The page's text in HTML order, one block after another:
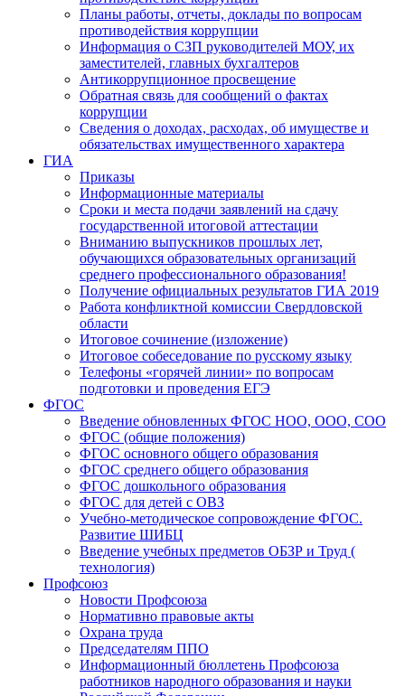
Планы работы, отчеты, доклады по вопросам
противодействия коррупции
Информация о СЗП руководителей МОУ, их
заместителей, главных бухгалтеров
Антикоррупционное просвещение
Обратная связь для сообщений о фактах
коррупции
Сведения о доходах, расходах, об имуществе и
обязательствах имущественного характера
ГИА
Приказы
Информационные материалы
Сроки и места подачи заявлений на сдачу
государственной итоговой аттестации
Вниманию выпускников прошлых лет,
обучающихся образовательных организаций
среднего профессионального образования!
Получение официальных результатов ГИА 2019
Работа конфликтной комиссии Свердловской
области
Итоговое сочинение (изложение)
Итоговое собеседование по русскому языку
Телефоны «горячей линии» по вопросам
подготовки и проведения ЕГЭ
ФГОС
Введение обновленных ФГОС НОО, ООО, СОО
ФГОС (общие положения)
ФГОС основного общего образования
ФГОС среднего общего образования
ФГОС дошкольного образования
ФГОС для детей с ОВЗ
Учебно-методическое сопровождение ФГОС.
Развитие ШИБЦ
Введение учебных предметов ОБЗР и Труд (
технология)
Профсоюз
Новости Профсоюза
Нормативно правовые акты
Охрана труда
Председателям ППО
Информационный бюллетень Профсоюза
работников народного образования и науки